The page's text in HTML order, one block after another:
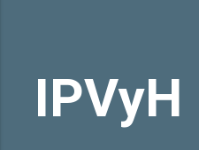
IPVyH